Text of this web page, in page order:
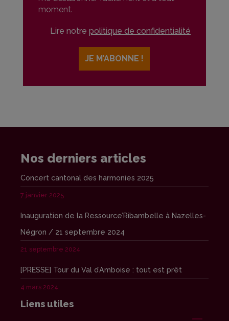
moment.
Lire notrepolitique de confidentialité
Nos derniers articles
Concert cantonal des harmonies 2025
7 janvier 2025
Inauguration de la Ressource’Ribambelle à Nazelles-
Négron / 21 septembre 2024
21 septembre 2024
[PRESSE] Tour du Val d’Amboise : tout est prêt
4 mars 2024
Liens utiles